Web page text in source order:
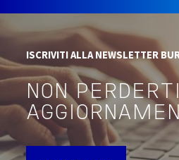
ISCRIVITI ALLA NEWSLETTER
NON